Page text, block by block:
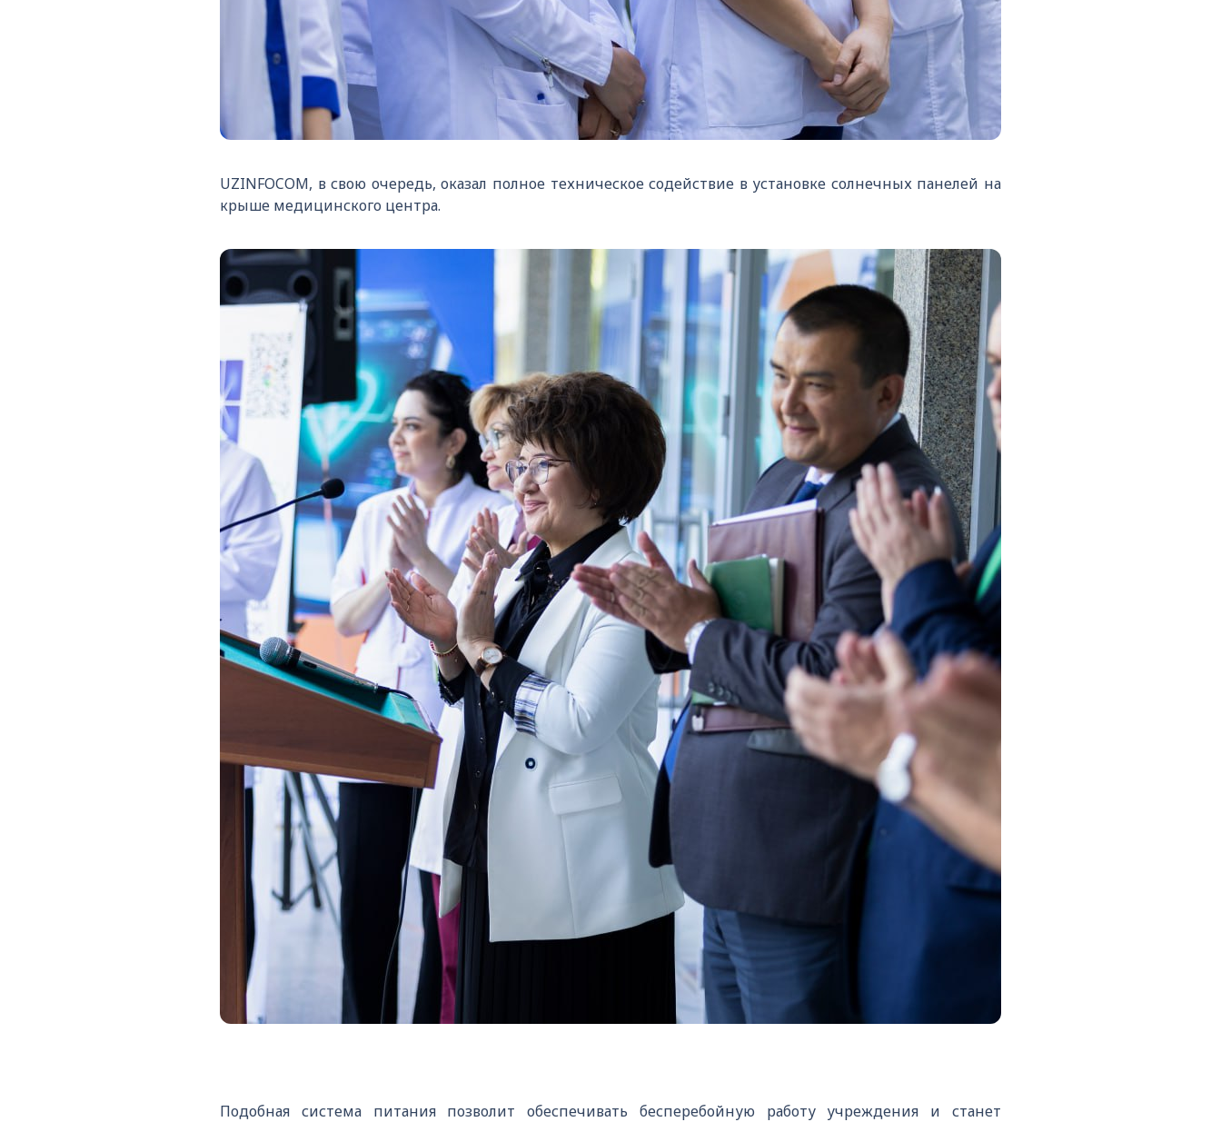
UZINFOCOM, в свою очередь, оказал полное техническое содействие в установке солнечных панелей на
крыше медицинского центра.
Подобная система питания позволит обеспечивать бесперебойную работу учреждения и станет